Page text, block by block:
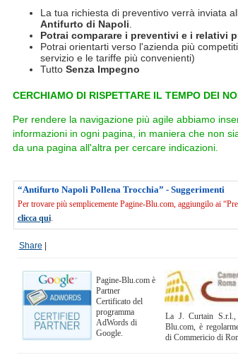
La tua richiesta di preventivo verrà inviata
Antifurto di Napoli
Potrai comparare i preventivi e i relativi
Potrai orientarti verso l'azienda più
servizio e le tariffe più convenienti)
Tutto Senza Impegno
CERCHIAMO DI RISPETTARE IL TEMPO DEI
Per rendere la navigazione più agile abbiamo
informazioni in ogni pagina, in maniera che non
da una pagina all'altra per cercare indicazioni.
“Antifurto Napoli Pollena Trocchia” - Suggerimenti
Per trovare più semplicemente Pagine-Blu.com, aggiungilo ai
clicca qui.
Share
Pagine-Blu.com è
Partner
Certificato del
programma
AdWords di
Google.
La J. Curtain S.r.l.,
Blu.com, è
di Commericio di